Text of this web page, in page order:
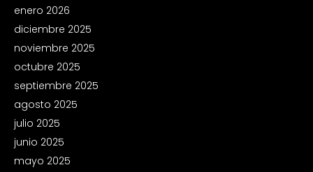
enero 2026
diciembre 2025
noviembre 2025
octubre 2025
septiembre 2025
agosto 2025
julio 2025
junio 2025
mayo 2025